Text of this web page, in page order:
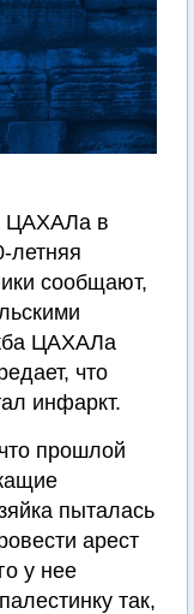
ЦАХАЛа в
летняя
сообщают,
ЦАХАЛа
что
инфаркт.
прошлой
пыталась
арест
у нее
так,